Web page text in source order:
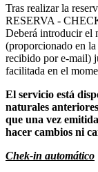
Tras realizar la
RESERVA -
Deberá introducir el
(proporcionado en
recibido por e-mail)
facilitada en el
El servicio está
naturales
que una vez
hacer cambios ni
Chek-in automático